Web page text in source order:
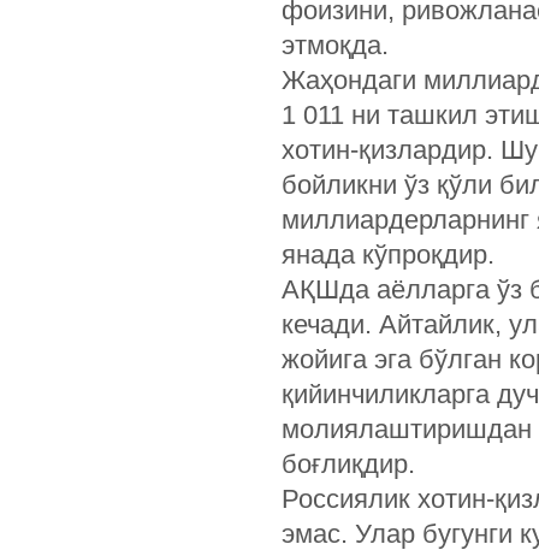
фоизини,
этмоқда.
Жаҳондаги
1 011 ни ташкил
хотин-қизлардир.
бойликни ўз қўли
янада кўпроқдир.
АҚШда аёлларга ўз
кечади. Айтайлик,
жойига эга бўлган
қийинчиликларга
молиялаштиришдан
боғлиқдир.
Россиялик хотин-
эмас. Улар бугунги